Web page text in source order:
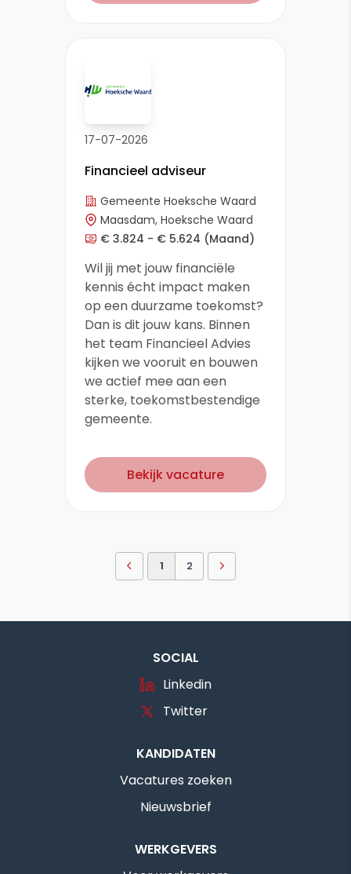
17-07-2026
Financieel adviseur
Gemeente Hoeksche Waard
Maasdam, Hoeksche Waard
€ 3.824 - € 5.624 (Maand)
Wil jij met jouw financiële
kennis écht impact maken
op een duurzame toekomst?
Dan is dit jouw kans. Binnen
het team Financieel Advies
kijken we vooruit en bouwen
we actief mee aan een
sterke, toekomstbestendige
gemeente.
Bekijk vacature
1 2
SOCIAL
Linkedin
Twitter
KANDIDATEN
Vacatures zoeken
Nieuwsbrief
WERKGEVERS